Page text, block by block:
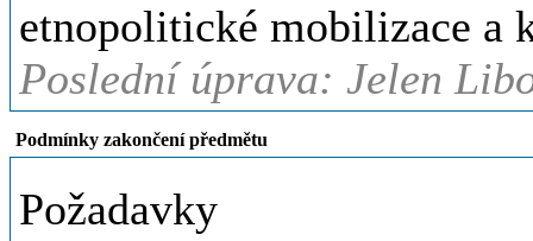
etnopolitické mobilizace a
Poslední úprava: Jelen
Podmínky zakončení předmětu
Požadavky